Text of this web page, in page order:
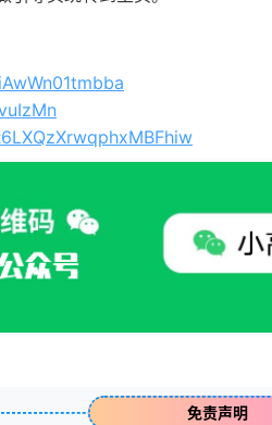
免责声明